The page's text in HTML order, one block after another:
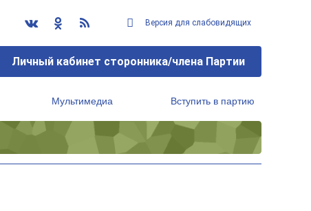
Версия для слабовидящих
Личный кабинет сторонника/члена Партии
Мультимедиа Вступить в партию